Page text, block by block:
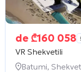
de ₾160 058
VR Shekvetili
Batumi,